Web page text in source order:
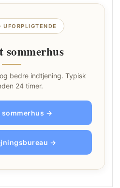
UFORPLIGTENDE
sommerhus
bedre indtjening. Typisk
24 timer.
sommerhus →
→